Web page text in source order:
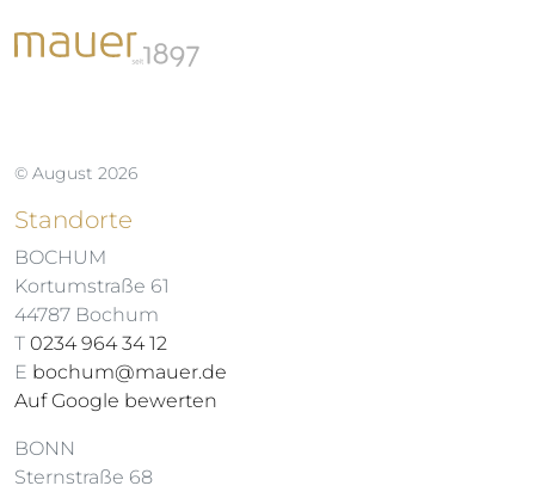
© August 2026
Standorte
BOCHUM
Kortumstraße 61
44787 Bochum
T 0234 964 34 12
E bochum@mauer.de
Auf Google bewerten
BONN
Sternstraße 68